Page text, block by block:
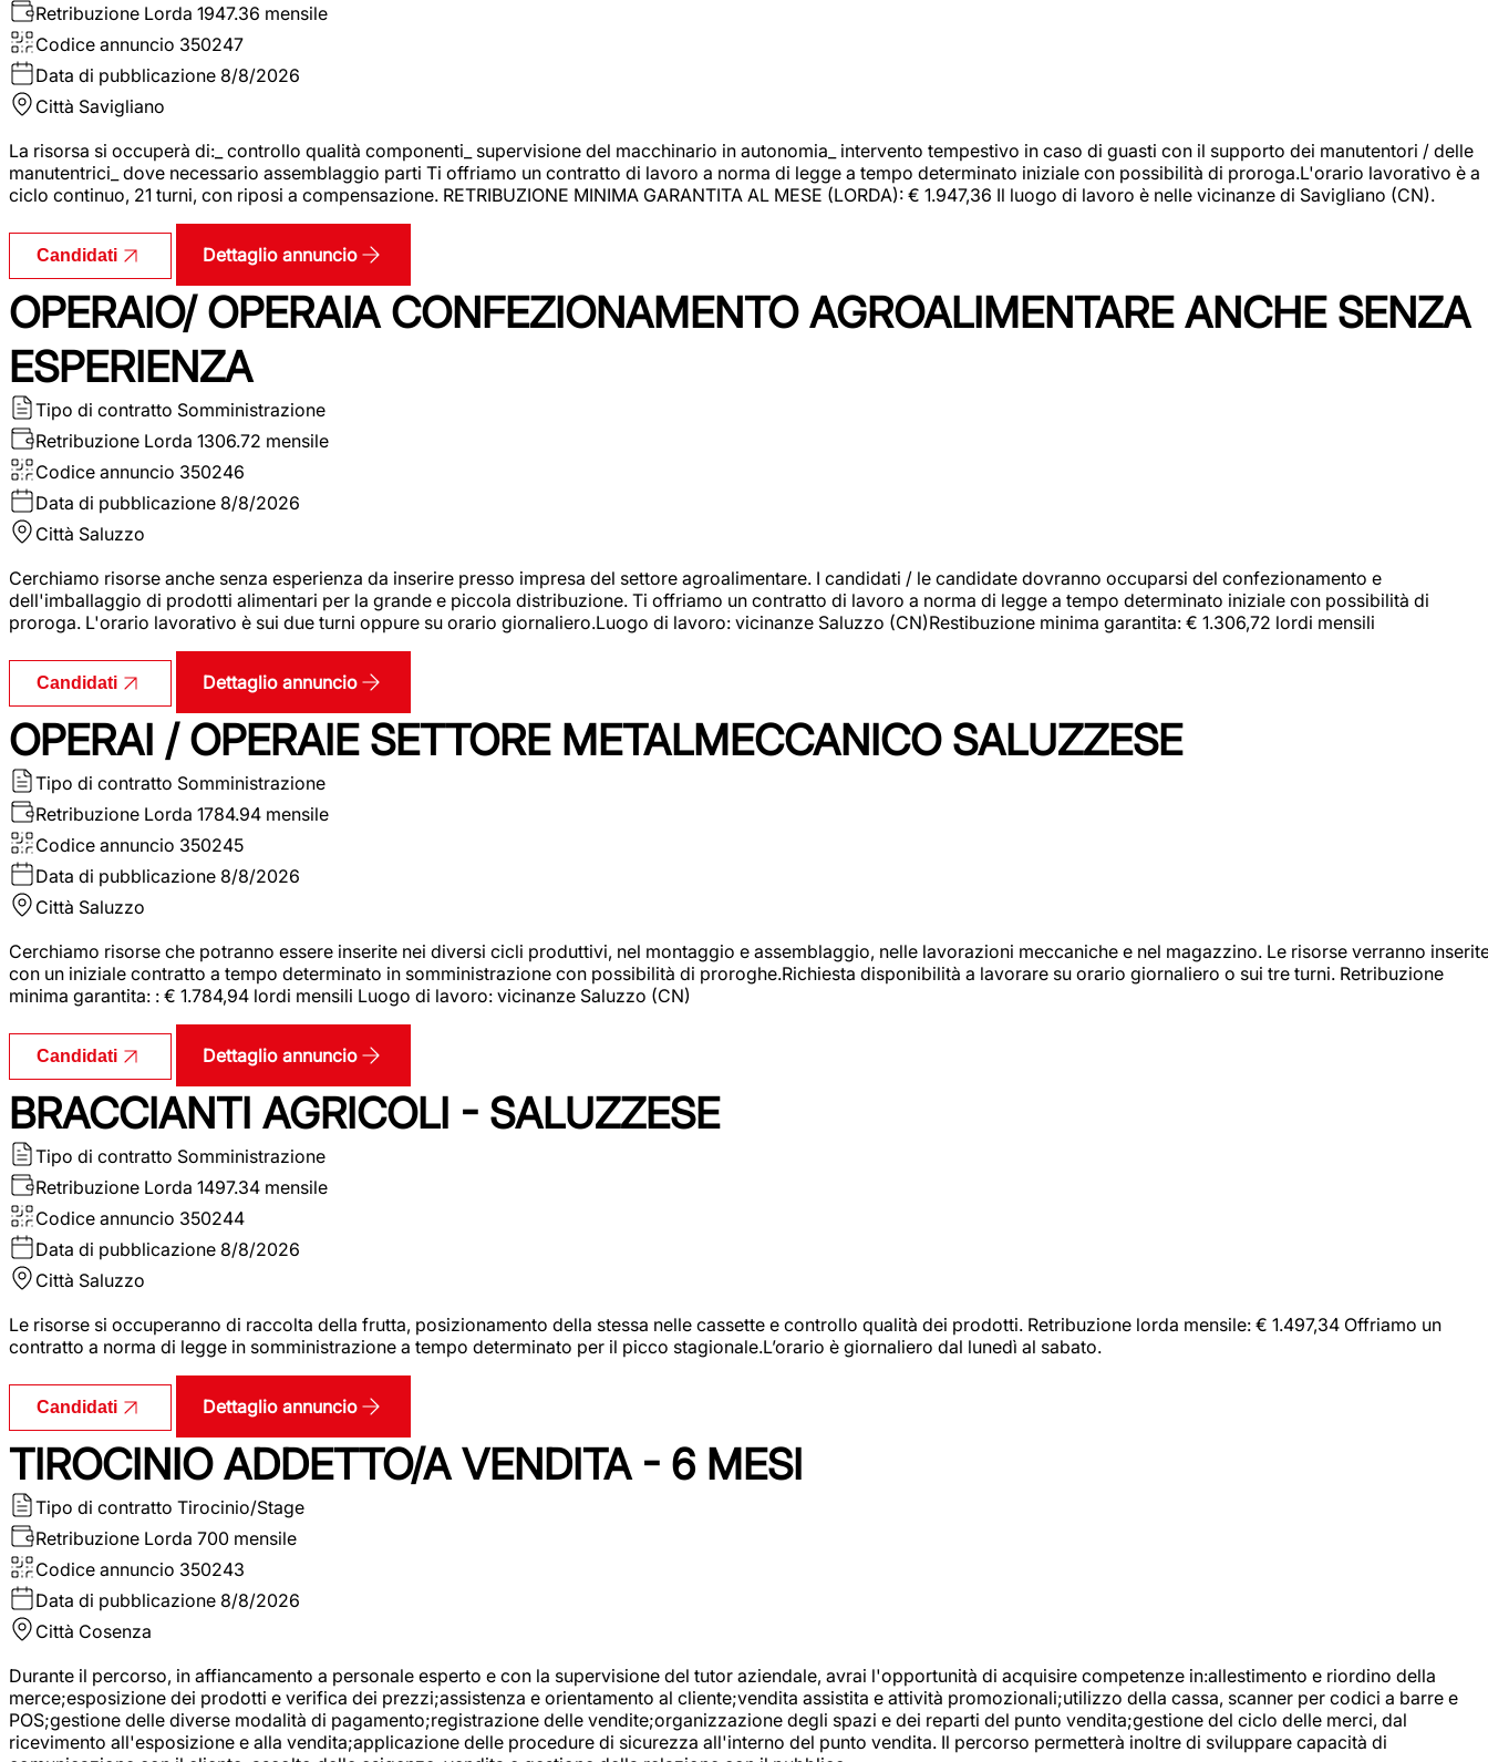
Retribuzione Lorda 1947.36 mensile
Codice annuncio 350247
Data di pubblicazione 8/8/2026
Città Savigliano
La risorsa si occuperà di:_ controllo qualità componenti_ supervisione del macchinario in autonomia_ intervento tempestivo in caso di guasti con il supporto dei manutentori / delle
manutentrici_ dove necessario assemblaggio parti Ti offriamo un contratto di lavoro a norma di legge a tempo determinato iniziale con possibilità di proroga.L'orario lavorativo è a
ciclo continuo, 21 turni, con riposi a compensazione. RETRIBUZIONE MINIMA GARANTITA AL MESE (LORDA): € 1.947,36 Il luogo di lavoro è nelle vicinanze di Savigliano (CN).
Candidati Dettaglio annuncio
OPERAIO/ OPERAIA CONFEZIONAMENTO AGROALIMENTARE ANCHE SENZA
ESPERIENZA
Tipo di contratto Somministrazione
Retribuzione Lorda 1306.72 mensile
Codice annuncio 350246
Data di pubblicazione 8/8/2026
Città Saluzzo
Cerchiamo risorse anche senza esperienza da inserire presso impresa del settore agroalimentare. I candidati / le candidate dovranno occuparsi del confezionamento e
dell'imballaggio di prodotti alimentari per la grande e piccola distribuzione. Ti offriamo un contratto di lavoro a norma di legge a tempo determinato iniziale con possibilità di
proroga. L'orario lavorativo è sui due turni oppure su orario giornaliero.Luogo di lavoro: vicinanze Saluzzo (CN)Restibuzione minima garantita: € 1.306,72 lordi mensili
Candidati Dettaglio annuncio
OPERAI / OPERAIE SETTORE METALMECCANICO SALUZZESE
Tipo di contratto Somministrazione
Retribuzione Lorda 1784.94 mensile
Codice annuncio 350245
Data di pubblicazione 8/8/2026
Città Saluzzo
Cerchiamo risorse che potranno essere inserite nei diversi cicli produttivi, nel montaggio e assemblaggio, nelle lavorazioni meccaniche e nel magazzino. Le risorse verranno
con un iniziale contratto a tempo determinato in somministrazione con possibilità di proroghe.Richiesta disponibilità a lavorare su orario giornaliero o sui tre turni. Retribuzione
minima garantita: : € 1.784,94 lordi mensili Luogo di lavoro: vicinanze Saluzzo (CN)
Candidati Dettaglio annuncio
BRACCIANTI AGRICOLI - SALUZZESE
Tipo di contratto Somministrazione
Retribuzione Lorda 1497.34 mensile
Codice annuncio 350244
Data di pubblicazione 8/8/2026
Città Saluzzo
Le risorse si occuperanno di raccolta della frutta, posizionamento della stessa nelle cassette e controllo qualità dei prodotti. Retribuzione lorda mensile: € 1.497,34 Offriamo un
contratto a norma di legge in somministrazione a tempo determinato per il picco stagionale.L’orario è giornaliero dal lunedì al sabato.
Candidati Dettaglio annuncio
TIROCINIO ADDETTO/A VENDITA - 6 MESI
Tipo di contratto Tirocinio/Stage
Retribuzione Lorda 700 mensile
Codice annuncio 350243
Data di pubblicazione 8/8/2026
Città Cosenza
Durante il percorso, in affiancamento a personale esperto e con la supervisione del tutor aziendale, avrai l'opportunità di acquisire competenze in:allestimento e riordino della
merce;esposizione dei prodotti e verifica dei prezzi;assistenza e orientamento al cliente;vendita assistita e attività promozionali;utilizzo della cassa, scanner per codici a barre e
POS;gestione delle diverse modalità di pagamento;registrazione delle vendite;organizzazione degli spazi e dei reparti del punto vendita;gestione del ciclo delle merci, dal
ricevimento all'esposizione e alla vendita;applicazione delle procedure di sicurezza all'interno del punto vendita. Il percorso permetterà inoltre di sviluppare capacità di